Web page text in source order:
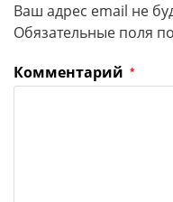
Ваш адрес email не
Обязательные поля
Комментарий *